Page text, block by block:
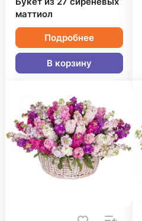
маттиол
Подробнее
В корзину